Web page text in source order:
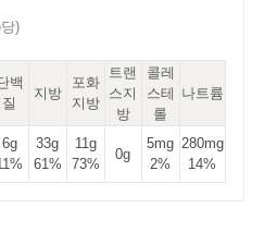
)
백
질
지방
포화
지방
트랜
스지
방
콜레
스테
롤
나트륨
6g
33g
61%
11g
73%
0g
5mg
2%
280mg
14%